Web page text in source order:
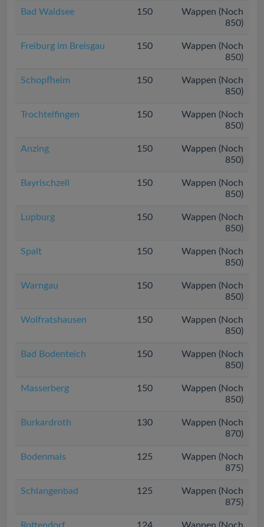
Bad Waldsee 150
Wappen (Noch
850)
Freiburg im Breisgau 150
Wappen (Noch
850)
Schopfheim 150
Wappen (Noch
850)
Trochtelfingen 150
Wappen (Noch
850)
Anzing 150
Wappen (Noch
850)
Bayrischzell 150
Wappen (Noch
850)
Lupburg 150
Wappen (Noch
850)
Spalt 150
Wappen (Noch
850)
Warngau 150
Wappen (Noch
850)
Wolfratshausen 150
Wappen (Noch
850)
Bad Bodenteich 150
Wappen (Noch
850)
Masserberg 150
Wappen (Noch
850)
Burkardroth 130
Wappen (Noch
870)
Bodenmais 125
Wappen (Noch
875)
Schlangenbad 125
Wappen (Noch
875)